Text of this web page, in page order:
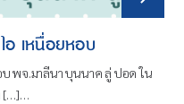
อ เหนื่อยหอบ
บ พจ.มาลีนา บุนนาค ลู่ ปอด ใน
[…]…